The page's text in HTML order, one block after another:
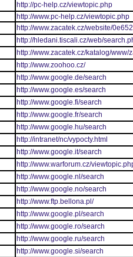
http://pc-help.cz/viewtopic.php
http://www.pc-help.cz/viewtopic.php
http://www.zacatek.cz/website/
http://hledani.tiscali.cz/web/
http://www.zacatek.cz/katalog/www/
http://www.zoohoo.cz/
http://www.google.de/search
http://www.google.es/search
http://www.google.fi/search
http://www.google.fr/search
http://www.google.hu/search
http://intranet/nc/vypocty.html
http://www.google.it/search
http://www.warforum.cz/
http://www.google.nl/search
http://www.google.no/search
http://www.ftp.bellona.pl/
http://www.google.pl/search
http://www.google.ro/search
http://www.google.ru/search
http://www.google.si/search